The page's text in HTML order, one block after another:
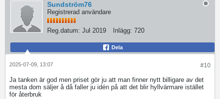
Sundström76
Registrerad användare
Reg.datum: Jul 2019 Inlägg: 720
Dela
#10
2025-07-09, 13:07
Ja tanken är god men priset gör ju att man finner nytt billigare av det
mesta dom säljer å då faller ju idén på att det blir hyllvärmare istället
för återbruk